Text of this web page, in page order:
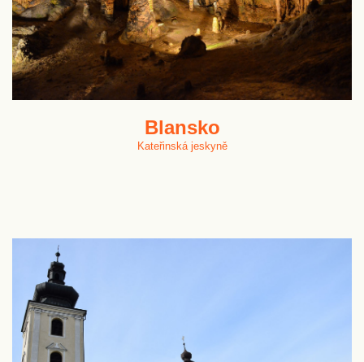
Blansko
Kateřinská jeskyně